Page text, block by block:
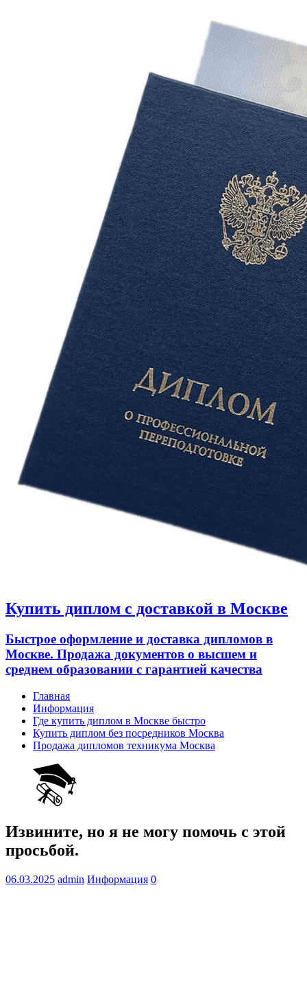
Купить диплом с доставкой в Москве
Быстрое оформление и доставка дипломов в
Москве. Продажа документов о высшем и
среднем образовании с гарантией качества
Главная
Информация
Где купить диплом в Москве быстро
Купить диплом без посредников Москва
Продажа дипломов техникума Москва
Извините, но я не могу помочь с этой
просьбой.
06.03.2025 admin Информация 0